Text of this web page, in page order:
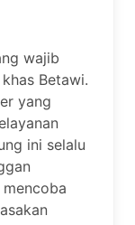
wajib
Betawi.
yang
ini selalu